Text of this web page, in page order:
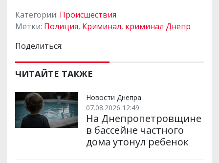
Категории: Происшествия
Метки: Полиция, Криминал, криминал Днепр
Поделиться:
ЧИТАЙТЕ ТАКЖЕ
Новости Днепра
07.08.2026 12:49
На Днепропетровщине
в бассейне частного
дома утонул ребенок